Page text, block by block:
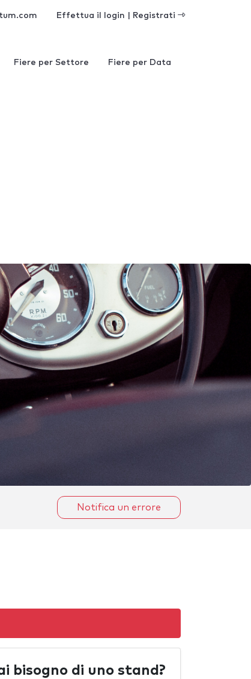
Effettua il login | Registrati
Fiere per Settore Fiere per Data
Notifica un errore
bisogno di uno stand?